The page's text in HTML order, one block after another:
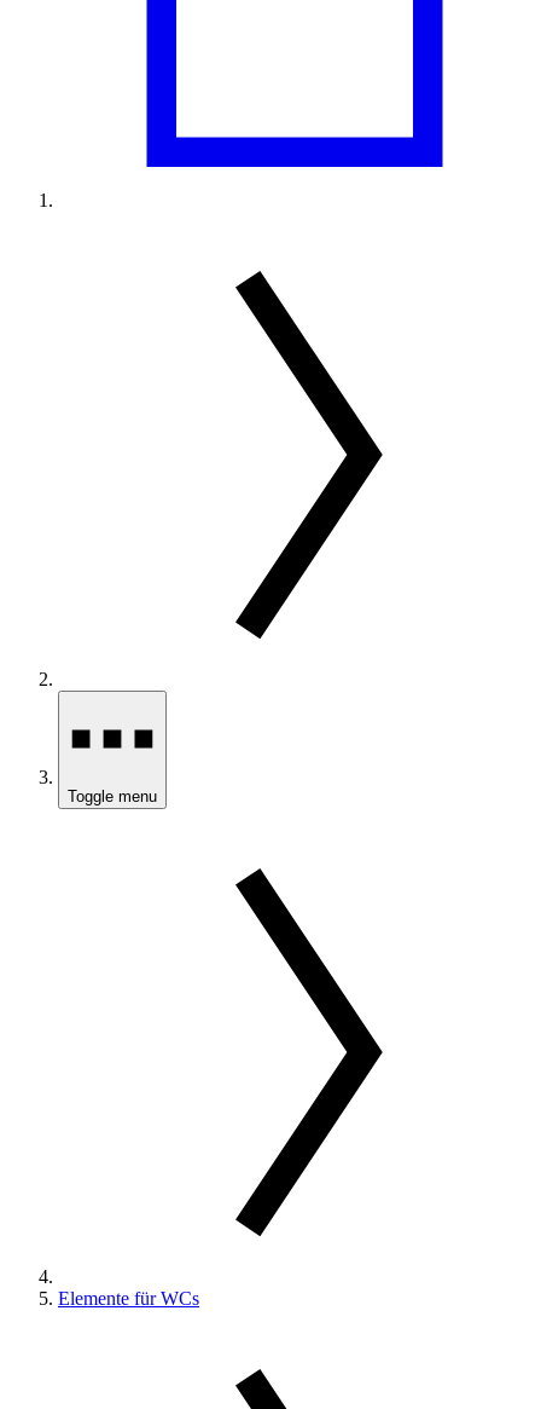
Toggle menu
Elemente für WCs